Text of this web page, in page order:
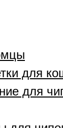
для
для